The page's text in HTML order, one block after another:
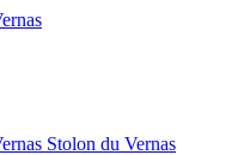
Stolon du Vernas